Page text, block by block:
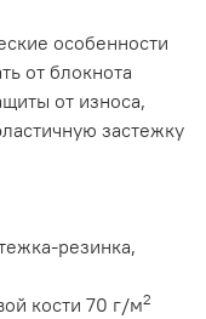
особенности
от блокнота
от износа,
застежку
резинка,
кости 70 г/м2